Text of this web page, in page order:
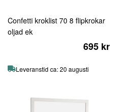
Confetti kroklist 70 8 flipkrokar
oljad ek
695 kr
Leveranstid ca: 20 augusti